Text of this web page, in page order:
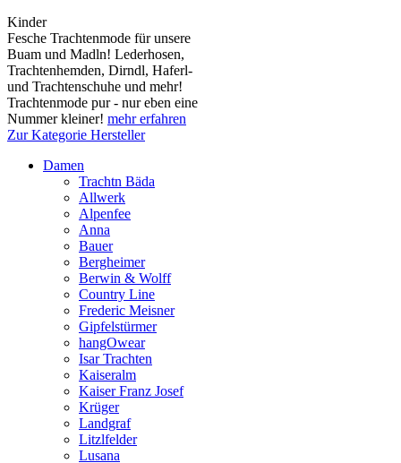
Kinder
Fesche Trachtenmode für unsere
Buam und Madln! Lederhosen,
Trachtenhemden, Dirndl, Haferl-
und Trachtenschuhe und mehr!
Trachtenmode pur - nur eben eine
Nummer kleiner! mehr erfahren
Zur Kategorie Hersteller
Damen
Trachtn Bäda
Allwerk
Alpenfee
Anna
Bauer
Bergheimer
Berwin & Wolff
Country Line
Frederic Meisner
Gipfelstürmer
hangOwear
Isar Trachten
Kaiseralm
Kaiser Franz Josef
Krüger
Landgraf
Litzlfelder
Lusana